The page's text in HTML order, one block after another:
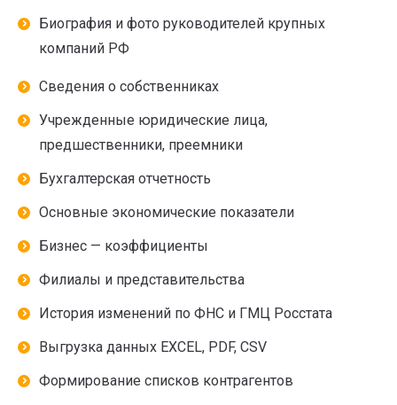
Биография и фото руководителей крупных
компаний РФ
Сведения о собственниках
Учрежденные юридические лица,
предшественники, преемники
Бухгалтерская отчетность
Основные экономические показатели
Бизнес — коэффициенты
Филиалы и представительства
История изменений по ФНС и ГМЦ Росстата
Выгрузка данных EXCEL, PDF, CSV
Формирование списков контрагентов